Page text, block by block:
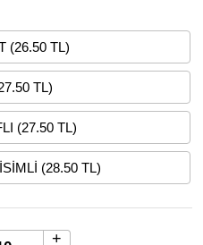
(26.50 TL)
TL)
(27.50 TL)
(28.50 TL)
+